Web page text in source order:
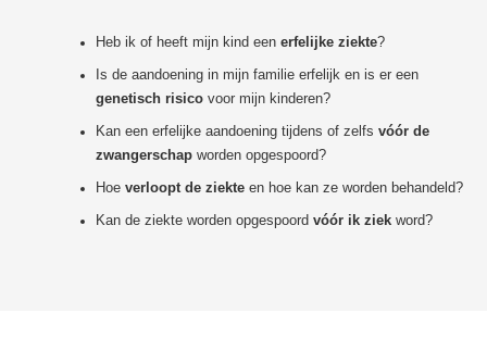
Heb ik of heeft mijn kind een erfelijke ziekte?
Is de aandoening in mijn familie erfelijk en is er een
genetisch risico voor mijn kinderen?
Kan een erfelijke aandoening tijdens of zelfs vóór de
zwangerschap worden opgespoord?
Hoe verloopt de ziekte en hoe kan ze worden behandeld?
Kan de ziekte worden opgespoord vóór ik ziek word?